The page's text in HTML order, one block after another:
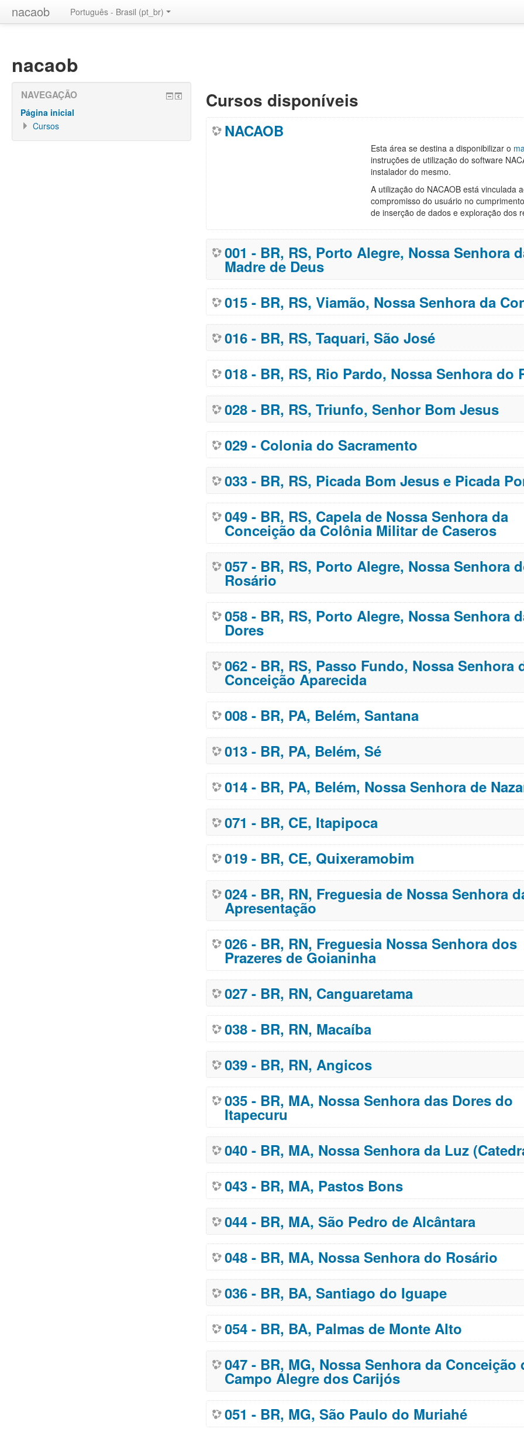
nacaob Português - Brasil (pt_br)
nacaob
Cursos disponíveis
NACAOB
Esta área se destina a disponibilizar o
instruções de utilização do software
instalador do mesmo.
A utilização do NACAOB está vinculada
compromisso do usuário no
de inserção de dados e exploração dos
001 - BR, RS, Porto Alegre, Nossa Senhora
Madre de Deus
015 - BR, RS, Viamão, Nossa Senhora da
016 - BR, RS, Taquari, São José
018 - BR, RS, Rio Pardo, Nossa Senhora do
028 - BR, RS, Triunfo, Senhor Bom Jesus
029 - Colonia do Sacramento
033 - BR, RS, Picada Bom Jesus e Picada
049 - BR, RS, Capela de Nossa Senhora da
Conceição da Colônia Militar de Caseros
057 - BR, RS, Porto Alegre, Nossa Senhora
Rosário
058 - BR, RS, Porto Alegre, Nossa Senhora
Dores
062 - BR, RS, Passo Fundo, Nossa Senhora
Conceição Aparecida
008 - BR, PA, Belém, Santana
013 - BR, PA, Belém, Sé
014 - BR, PA, Belém, Nossa Senhora de
071 - BR, CE, Itapipoca
019 - BR, CE, Quixeramobim
024 - BR, RN, Freguesia de Nossa Senhora
Apresentação
026 - BR, RN, Freguesia Nossa Senhora dos
Prazeres de Goianinha
027 - BR, RN, Canguaretama
038 - BR, RN, Macaíba
039 - BR, RN, Angicos
035 - BR, MA, Nossa Senhora das Dores do
Itapecuru
040 - BR, MA, Nossa Senhora da Luz
043 - BR, MA, Pastos Bons
044 - BR, MA, São Pedro de Alcântara
048 - BR, MA, Nossa Senhora do Rosário
036 - BR, BA, Santiago do Iguape
054 - BR, BA, Palmas de Monte Alto
047 - BR, MG, Nossa Senhora da Conceição
Campo Alegre dos Carijós
051 - BR, MG, São Paulo do Muriahé
NAVEGAÇÃO
Página inicial
Cursos